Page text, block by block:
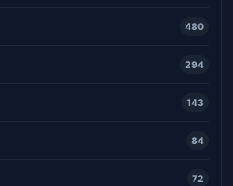
480
294
143
84
72